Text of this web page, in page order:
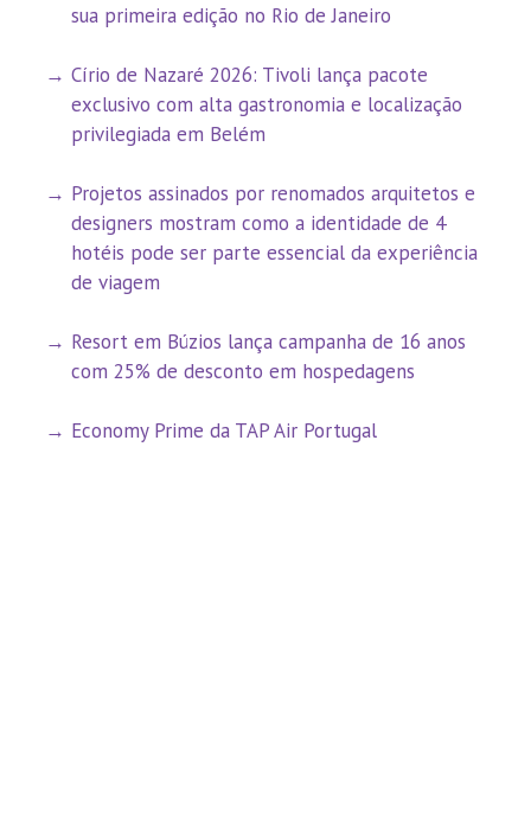
sua primeira edição no Rio de Janeiro
Círio de Nazaré 2026: Tivoli lança pacote
exclusivo com alta gastronomia e localização
privilegiada em Belém
Projetos assinados por renomados arquitetos e
designers mostram como a identidade de 4
hotéis pode ser parte essencial da experiência
de viagem
Resort em Búzios lança campanha de 16 anos
com 25% de desconto em hospedagens
Economy Prime da TAP Air Portugal